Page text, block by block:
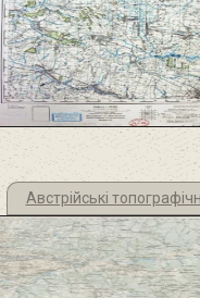
Австрійські